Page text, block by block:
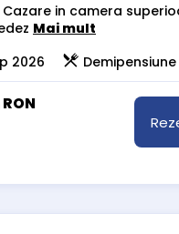
Cazare in camera
Mai mult
2026
Demipensiune
RON